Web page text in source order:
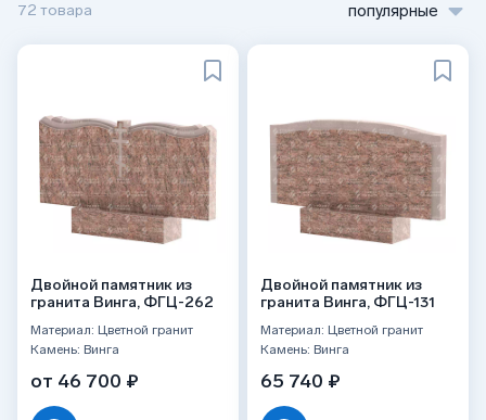
72 товара популярные
Двойной памятник из
гранита Винга, ФГЦ-262
Материал: Цветной гранит
Камень: Винга
от 46 700 ₽
Двойной памятник из
гранита Винга, ФГЦ-131
Материал: Цветной гранит
Камень: Винга
65 740 ₽